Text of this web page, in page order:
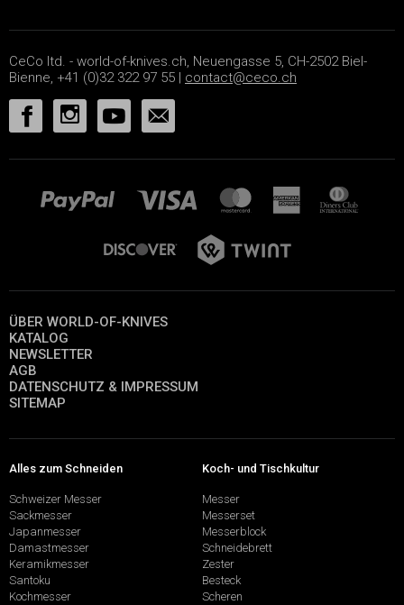
CeCo ltd. - world-of-knives.ch, Neuengasse 5, CH-2502 Biel-
Bienne, +41 (0)32 322 97 55 | contact@ceco.ch
ÜBER WORLD-OF-KNIVES
KATALOG
NEWSLETTER
AGB
DATENSCHUTZ & IMPRESSUM
SITEMAP
Alles zum Schneiden
Schweizer Messer
Sackmesser
Japanmesser
Damastmesser
Keramikmesser
Santoku
Kochmesser
Koch- und Tischkultur
Messer
Messerset
Messerblock
Schneidebrett
Zester
Besteck
Scheren